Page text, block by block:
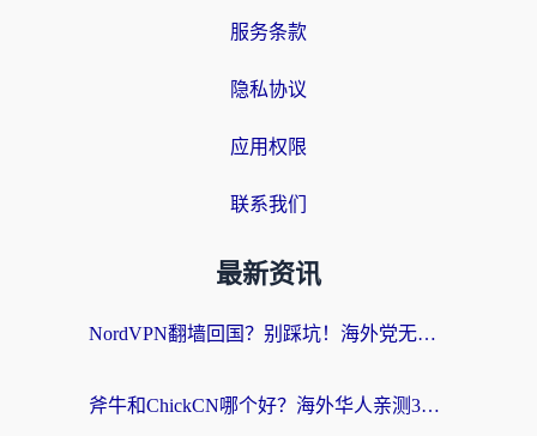
服务条款
隐私协议
应用权限
联系我们
最新资讯
NordVPN翻墙回国？别踩坑！海外党无缝访问国内资源的真实指南
斧牛和ChickCN哪个好？海外华人亲测3款回国加速器+免费试用攻略